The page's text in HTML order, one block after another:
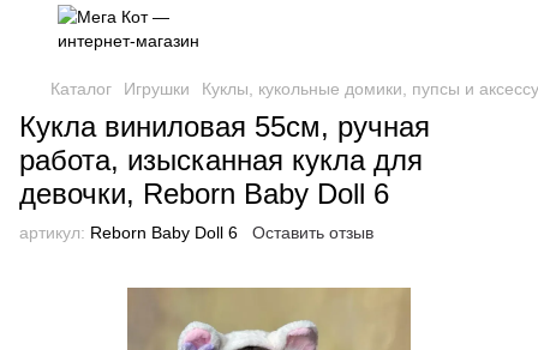
Каталог Игрушки Куклы, кукольные домики, пупсы и
Кукла виниловая 55см, ручная
работа, изысканная кукла для
девочки, Reborn Baby Doll 6
артикул: Reborn Baby Doll 6 Оставить отзыв